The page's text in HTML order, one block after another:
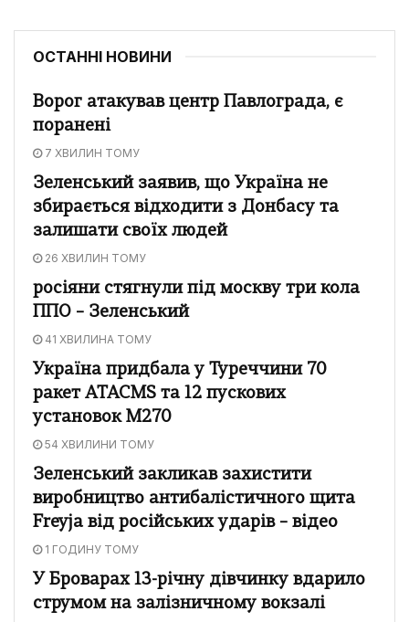
ОСТАННІ НОВИНИ
Ворог атакував центр Павлограда, є
поранені
7 ХВИЛИН ТОМУ
Зеленський заявив, що Україна не
збирається відходити з Донбасу та
залишати своїх людей
26 ХВИЛИН ТОМУ
росіяни стягнули під москву три кола
ППО – Зеленський
41 ХВИЛИНА ТОМУ
Україна придбала у Туреччини 70
ракет ATACMS та 12 пускових
установок M270
54 ХВИЛИНИ ТОМУ
Зеленський закликав захистити
виробництво антибалістичного щита
Freyja від російських ударів – відео
1 ГОДИНУ ТОМУ
У Броварах 13-річну дівчинку вдарило
струмом на залізничному вокзалі